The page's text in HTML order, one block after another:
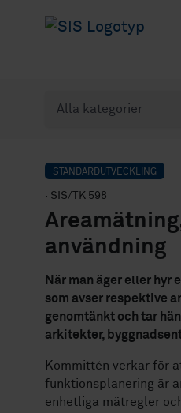
STANDARDUTVECKLING
· SIS/TK 598
användning
När man äger eller hyr
som avser respektive
genomtänkt och tar
arkitekter,
Kommittén verkar för
funktionsplanering är
enhetliga mätregler